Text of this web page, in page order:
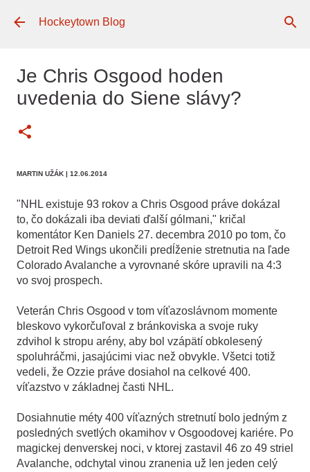
Preskočiť na hlavný obsah
Hockeytown Blog
Je Chris Osgood hoden
uvedenia do Siene slávy?
MARTIN UŽÁK | 12.06.2014
"NHL existuje 93 rokov a Chris Osgood práve dokázal
to, čo dokázali iba deviati ďalší gólmani," kričal
komentátor Ken Daniels 27. decembra 2010 po tom, čo
Detroit Red Wings ukončili predĺženie stretnutia na ľade
Colorado Avalanche a vyrovnané skóre upravili na 4:3
vo svoj prospech.
Veterán Chris Osgood v tom víťazoslávnom momente
bleskovo vykorčuľoval z bránkoviska a svoje ruky
zdvihol k stropu arény, aby bol vzápätí obkolesený
spoluhráčmi, jasajúcimi viac než obvykle. Všetci totiž
vedeli, že Ozzie práve dosiahol na celkové 400.
víťazstvo v základnej časti NHL.
Dosiahnutie méty 400 víťazných stretnutí bolo jedným z
posledných svetlých okamihov v Osgoodovej kariére. Po
magickej denverskej noci, v ktorej zastavil 46 zo 49 striel
Avalanche, odchytal vinou zranenia už len jeden celý